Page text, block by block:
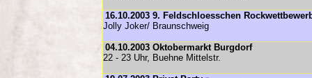
16.10.2003 9. Feldschloesschen
Jolly Joker/ Braunschweig
04.10.2003 Oktobermarkt Burgdorf
22 - 23 Uhr, Buehne Mittelstr.